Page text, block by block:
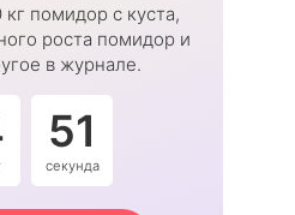
кг помидор с куста,
роста помидор и
в журнале.
50
секунд